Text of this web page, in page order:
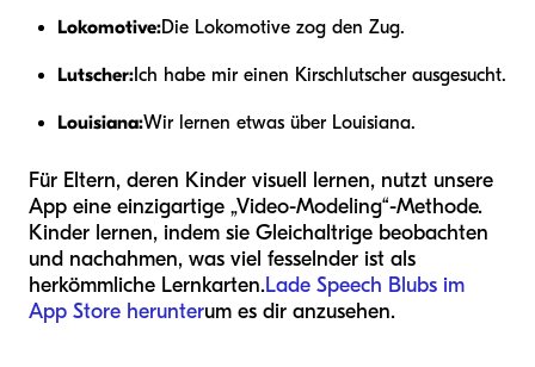
Lokomotive:Die Lokomotive zog den Zug.
Lutscher: Ich habe mir einen Kirschlutscher ausgesucht.
Louisiana:Wir lernen etwas über Louisiana.
Für Eltern, deren Kinder visuell lernen, nutzt unsere
App eine einzigartige „Video-Modeling“-Methode.
Kinder lernen, indem sie Gleichaltrige beobachten
und nachahmen, was viel fesselnder ist als
herkömmliche Lernkarten.Lade Speech Blubs im
App Store herunterum es dir anzusehen.